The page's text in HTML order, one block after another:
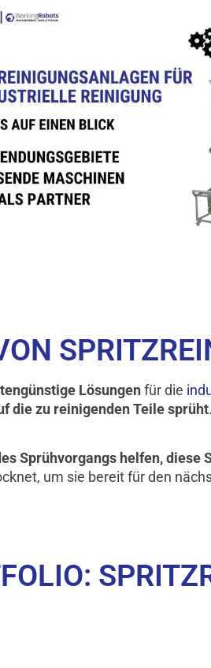
Lösungenfür die
die zu reinigenden Teile sprüht
Sprühvorgangs helfen,
um sie bereit für den